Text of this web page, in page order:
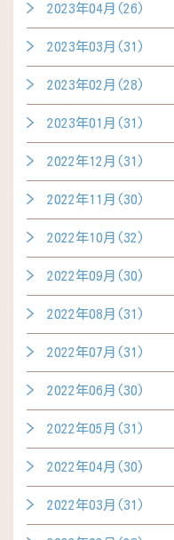
2023年04月(26)
2023年03月(31)
2023年02月(28)
2023年01月(31)
2022年12月(31)
2022年11月(30)
2022年10月(32)
2022年09月(30)
2022年08月(31)
2022年07月(31)
2022年06月(30)
2022年05月(31)
2022年04月(30)
2022年03月(31)